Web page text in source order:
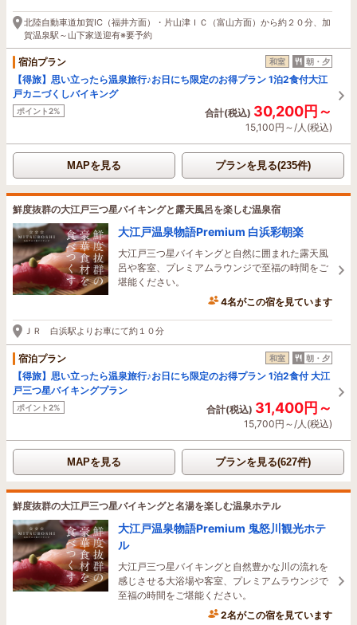
1時間前に予約されました
北陸自動車道加賀IC（福井方面）・片山津ＩＣ（富山方面）から約２０分、加
賀温泉駅～山下家送迎有※要予約
宿泊プラン 和室 朝・夕
【得旅】思い立ったら温泉旅行♪お日にち限定のお得プラン 1泊2食付大江
戸カニづくしバイキング
ポイント2% 合計(税込) 30,200円～
15,100円～/人(税込)
MAPを見る プランを見る(235件)
鮮度抜群の大江戸三つ星バイキングと露天風呂を楽しむ温泉宿
大江戸温泉物語Premium 白浜彩朝楽
大江戸三つ星バイキングと自然に囲まれた露天風
呂や客室、プレミアムラウンジで至福の時間をご
堪能ください。
4名がこの宿を見ています
1時間前に予約されました
ＪＲ 白浜駅よりお車にて約１０分
宿泊プラン 和室 朝・夕
【得旅】思い立ったら温泉旅行♪お日にち限定のお得プラン 1泊2食付 大江
戸三つ星バイキングプラン
ポイント2% 合計(税込) 31,400円～
15,700円～/人(税込)
MAPを見る プランを見る(627件)
鮮度抜群の大江戸三つ星バイキングと名湯を楽しむ温泉ホテル
大江戸温泉物語Premium 鬼怒川観光ホテ
ル
大江戸三つ星バイキングと自然豊かな川の流れを
感じさせる大浴場や客室、プレミアムラウンジで
至福の時間をご堪能ください。
2名がこの宿を見ています